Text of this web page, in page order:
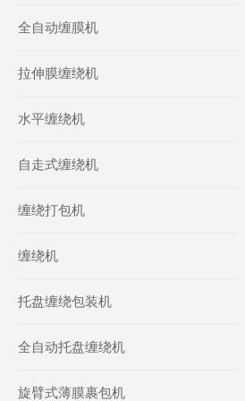
全自动缠膜机
拉伸膜缠绕机
水平缠绕机
自走式缠绕机
缠绕打包机
缠绕机
托盘缠绕包装机
全自动托盘缠绕机
旋臂式薄膜裹包机